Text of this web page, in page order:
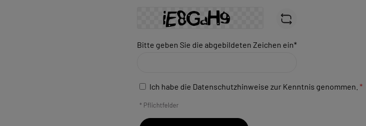
Bitte geben Sie die abgebildeten Zeichen ein*
Ich habe die Datenschutzhinweise zur Kenntnis genommen. *
* Pflichtfelder